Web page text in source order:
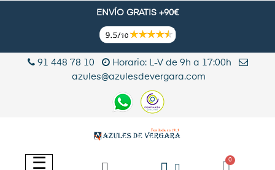
ENVÍO GRATIS +90€
91 448 78 10
Horario: L-V de 9h a 17:00h
azules@azulesdevergara.com
Navegación
☰